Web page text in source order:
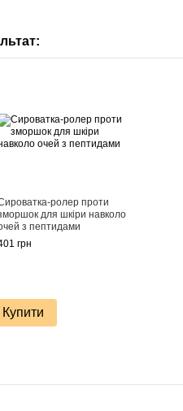
ролер проти
для шкіри навколо
з пептидами
грн
Купити